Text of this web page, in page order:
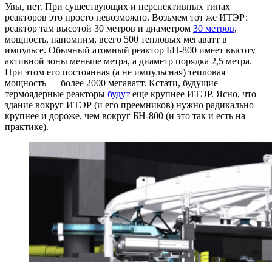
Увы, нет. При существующих и перспективных типах
реакторов это просто невозможно. Возьмем тот же ИТЭР:
реактор там высотой 30 метров и диаметром 30 метров,
мощность, напомним, всего 500 тепловых мегаватт в
импульсе. Обычный атомный реактор БН-800 имеет высоту
активной зоны меньше метра, а диаметр порядка 2,5 метра.
При этом его постоянная (а не импульсная) тепловая
мощность — более 2000 мегаватт. Кстати, будущие
термоядерные реакторы будут еще крупнее ИТЭР. Ясно, что
здание вокруг ИТЭР (и его преемников) нужно радикально
крупнее и дороже, чем вокруг БН-800 (и это так и есть на
практике).